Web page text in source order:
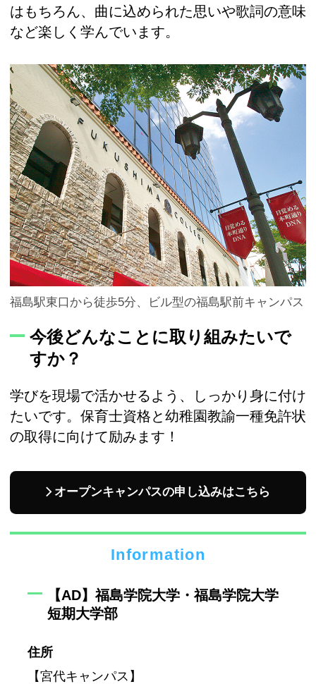
はもちろん、曲に込められた思いや歌詞の意味
など楽しく学んでいます。
福島駅東口から徒歩5分、ビル型の福島駅前キャンパス
今後どんなことに取り組みたいで
すか？
学びを現場で活かせるよう、しっかり身に付け
たいです。保育士資格と幼稚園教諭一種免許状
の取得に向けて励みます！
オープンキャンパスの申し込みはこちら
Information
【AD】福島学院大学・福島学院大学
短期大学部
住所
【宮代キャンパス】